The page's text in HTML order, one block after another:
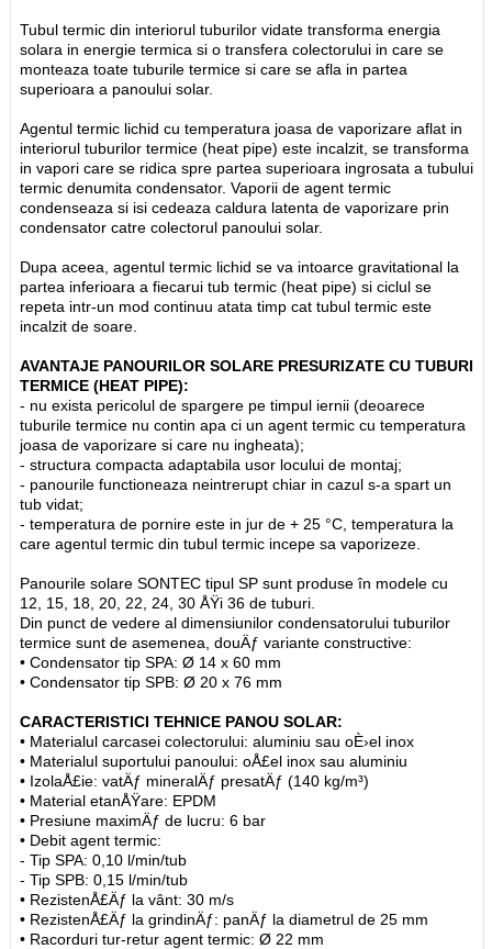
Tubul termic din interiorul tuburilor vidate transforma energia
solara in energie termica si o transfera colectorului in care se
monteaza toate tuburile termice si care se afla in partea
superioara a panoului solar.
Agentul termic lichid cu temperatura joasa de vaporizare aflat in
interiorul tuburilor termice (heat pipe) este incalzit, se transforma
in vapori care se ridica spre partea superioara ingrosata a tubului
termic denumita condensator. Vaporii de agent termic
condenseaza si isi cedeaza caldura latenta de vaporizare prin
condensator catre colectorul panoului solar.
Dupa aceea, agentul termic lichid se va intoarce gravitational la
partea inferioara a fiecarui tub termic (heat pipe) si ciclul se
repeta intr-un mod continuu atata timp cat tubul termic este
incalzit de soare.
AVANTAJE PANOURILOR SOLARE PRESURIZATE CU TUBURI
TERMICE (HEAT PIPE):
- nu exista pericolul de spargere pe timpul iernii (deoarece
tuburile termice nu contin apa ci un agent termic cu temperatura
joasa de vaporizare si care nu ingheata);
- structura compacta adaptabila usor locului de montaj;
- panourile functioneaza neintrerupt chiar in cazul s-a spart un
tub vidat;
- temperatura de pornire este in jur de + 25 °C, temperatura la
care agentul termic din tubul termic incepe sa vaporizeze.
Panourile solare SONTEC tipul SP sunt produse în modele cu
12, 15, 18, 20, 22, 24, 30 ÅŸi 36 de tuburi.
Din punct de vedere al dimensiunilor condensatorului tuburilor
termice sunt de asemenea, douÄƒ variante constructive:
• Condensator tip SPA: Ø 14 x 60 mm
• Condensator tip SPB: Ø 20 x 76 mm
CARACTERISTICI TEHNICE PANOU SOLAR:
• Materialul carcasei colectorului: aluminiu sau oÈ›el inox
• Materialul suportului panoului: oÅ£el inox sau aluminiu
• IzolaÅ£ie: vatÄƒ mineralÄƒ presatÄƒ (140 kg/m³)
• Material etanÅŸare: EPDM
• Presiune maximÄƒ de lucru: 6 bar
• Debit agent termic:
- Tip SPA: 0,10 l/min/tub
- Tip SPB: 0,15 l/min/tub
• RezistenÅ£Äƒ la vânt: 30 m/s
• RezistenÅ£Äƒ la grindinÄƒ: panÄƒ la diametrul de 25 mm
• Racorduri tur-retur agent termic: Ø 22 mm